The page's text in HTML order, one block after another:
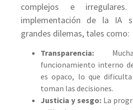
complejos e
implementación de la IA
grandes dilemas, tales como:
Transparencia:
funcionamiento interno
es opaco, lo que
toman las decisiones.
Justicia y sesgo: La